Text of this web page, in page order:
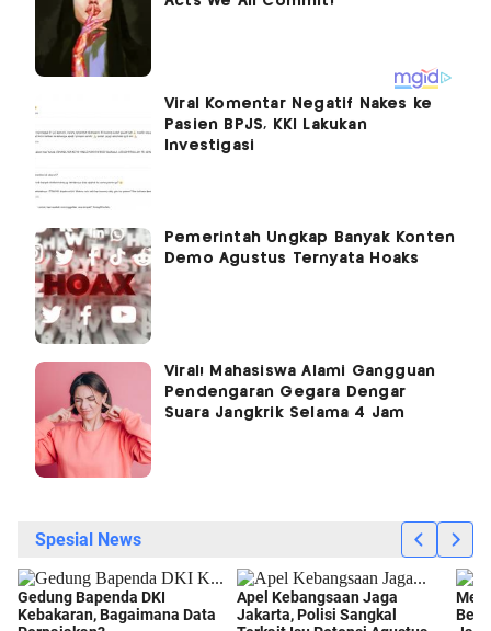
Viral Komentar Negatif Nakes ke
Pasien BPJS, KKI Lakukan
Investigasi
Pemerintah Ungkap Banyak Konten
Demo Agustus Ternyata Hoaks
Viral! Mahasiswa Alami Gangguan
Pendengaran Gegara Dengar
Suara Jangkrik Selama 4 Jam